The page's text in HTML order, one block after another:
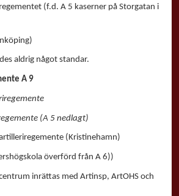
(f.d. A 5 kaserner på Storgatan i
aldrig något standar.
A 9
(A 5 nedlagt)
(Kristinehamn)
överförd från A 6))
inrättas med Artinsp, ArtOHS och